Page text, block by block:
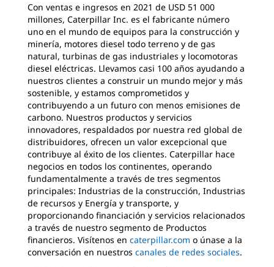
Con ventas e ingresos en 2021 de USD 51 000
millones, Caterpillar Inc. es el fabricante número
uno en el mundo de equipos para la construcción y
minería, motores diesel todo terreno y de gas
natural, turbinas de gas industriales y locomotoras
diesel eléctricas. Llevamos casi 100 años ayudando a
nuestros clientes a construir un mundo mejor y más
sostenible, y estamos comprometidos y
contribuyendo a un futuro con menos emisiones de
carbono. Nuestros productos y servicios
innovadores, respaldados por nuestra red global de
distribuidores, ofrecen un valor excepcional que
contribuye al éxito de los clientes. Caterpillar hace
negocios en todos los continentes, operando
fundamentalmente a través de tres segmentos
principales: Industrias de la construcción, Industrias
de recursos y Energía y transporte, y
proporcionando financiación y servicios relacionados
a través de nuestro segmento de Productos
financieros. Visítenos en caterpillar.com o únase a la
conversación en nuestros canales de redes sociales.